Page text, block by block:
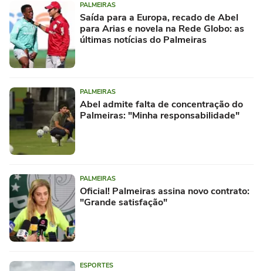
PALMEIRAS
Saída para a Europa, recado de Abel
para Arias e novela na Rede Globo: as
últimas notícias do Palmeiras
PALMEIRAS
Abel admite falta de concentração do
Palmeiras: "Minha responsabilidade"
PALMEIRAS
Oficial! Palmeiras assina novo contrato:
"Grande satisfação"
ESPORTES